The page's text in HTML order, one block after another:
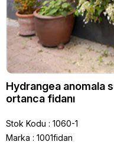
Hydrangea anomala
ortanca fidanı
Stok Kodu
1060-1
Marka : 1001fidan